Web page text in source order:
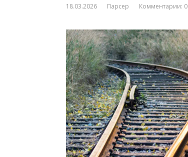
18.03.2026 Парсер Комментарии: 0